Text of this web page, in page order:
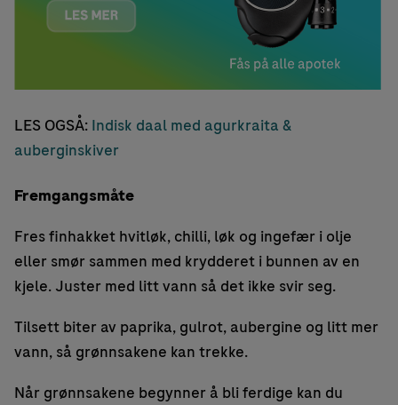
LES OGSÅ: Indisk daal med agurkraita &
auberginskiver
Fremgangsmåte
Fres finhakket hvitløk, chilli, løk og ingefær i olje
eller smør sammen med krydderet i bunnen av en
kjele. Juster med litt vann så det ikke svir seg.
Tilsett biter av paprika, gulrot, aubergine og litt mer
vann, så grønnsakene kan trekke.
Når grønnsakene begynner å bli ferdige kan du